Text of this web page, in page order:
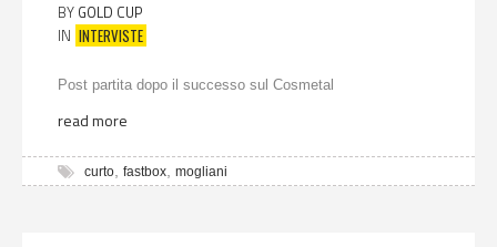
BY GOLD CUP
IN INTERVISTE
Post partita dopo il successo sul Cosmetal
read more
curto fastbox mogliani